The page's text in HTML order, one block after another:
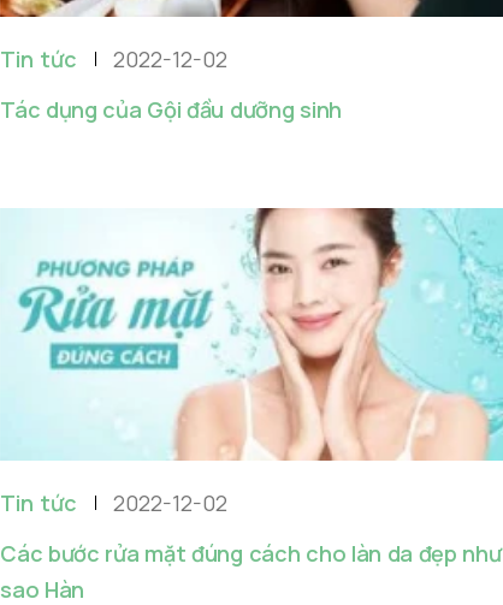
Tin tức
2022-12-02
Tác dụng của Gội đầu dưỡng sinh
Tin tức
2022-12-02
Các bước rửa mặt đúng cách cho làn da đẹp như
sao Hàn